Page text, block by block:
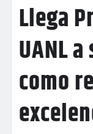
Llega
UANL
como